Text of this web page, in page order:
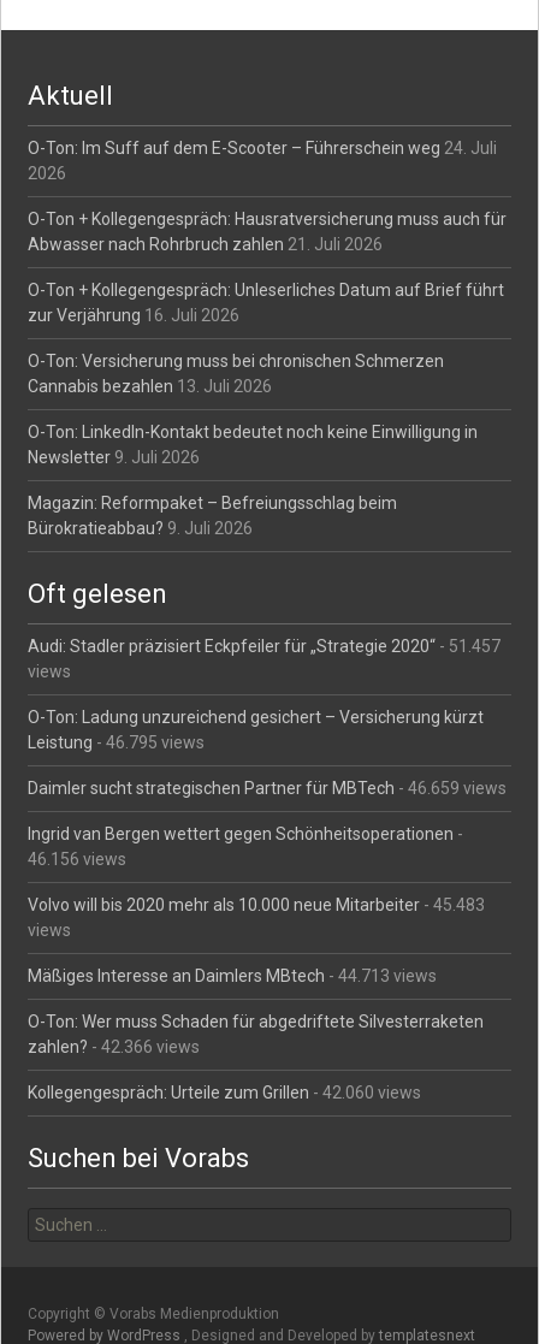
navigation
Aktuell
O-Ton: Im Suff auf dem E-Scooter – Führerschein weg 24. Juli
2026
O-Ton + Kollegengespräch: Hausratversicherung muss auch für
Abwasser nach Rohrbruch zahlen 21. Juli 2026
O-Ton + Kollegengespräch: Unleserliches Datum auf Brief führt
zur Verjährung 16. Juli 2026
O-Ton: Versicherung muss bei chronischen Schmerzen
Cannabis bezahlen 13. Juli 2026
O-Ton: LinkedIn-Kontakt bedeutet noch keine Einwilligung in
Newsletter 9. Juli 2026
Magazin: Reformpaket – Befreiungsschlag beim
Bürokratieabbau? 9. Juli 2026
Oft gelesen
Audi: Stadler präzisiert Eckpfeiler für „Strategie 2020“ - 51.457
views
O-Ton: Ladung unzureichend gesichert – Versicherung kürzt
Leistung - 46.795 views
Daimler sucht strategischen Partner für MBTech - 46.659 views
Ingrid van Bergen wettert gegen Schönheitsoperationen -
46.156 views
Volvo will bis 2020 mehr als 10.000 neue Mitarbeiter - 45.483
views
Mäßiges Interesse an Daimlers MBtech - 44.713 views
O-Ton: Wer muss Schaden für abgedriftete Silvesterraketen
zahlen? - 42.366 views
Kollegengespräch: Urteile zum Grillen - 42.060 views
Suchen bei Vorabs
nach:
Copyright © Vorabs Medienproduktion
Powered by WordPress , Designed and Developed bytemplatesnext